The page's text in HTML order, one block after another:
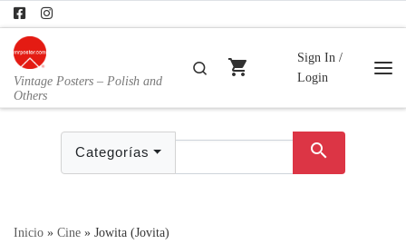
Skip to content
Vintage Posters – Polish and
Others
Buscar
shopping_cart
Sign In /
Login
Categorías search
Inicio » Cine » Jowita (Jovita)